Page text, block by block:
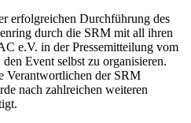
erfolgreichen Durchführung des
durch die SRM mit all ihren
e.V. in der Pressemitteilung vom
Event selbst zu organisieren.
Verantwortlichen der SRM
nach zahlreichen weiteren